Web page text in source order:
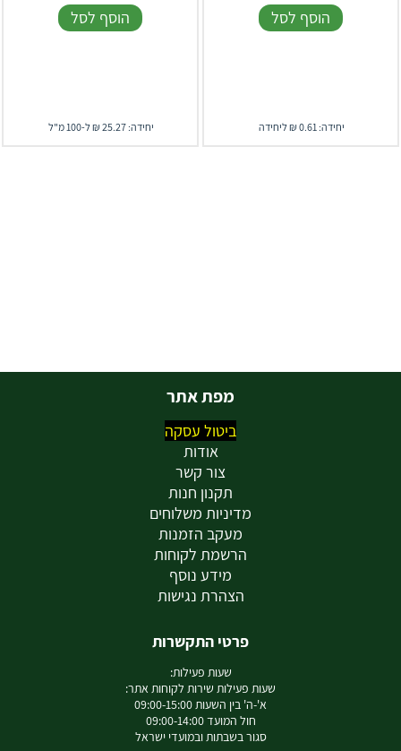
הוסף לסל
יחידה: 0.61 ₪ ליחידה
הוסף לסל
יחידה: 25.27 ₪ ל-100 מ"ל
מפת אתר
ביטול עסקה
אודות
צור קשר
תקנון חנות
מדיניות משלוחים
מעקב הזמנות
הרשמת לקוחות
מידע נוסף
הצהרת נגישות
פרטי התקשרות
שעות פעילות:
שעות פעילות שירות לקוחות אתר:
א'-ה' בין השעות 09:00-15:00
חול המועד 09:00-14:00
סגור בשבתות ובמועדי ישראל